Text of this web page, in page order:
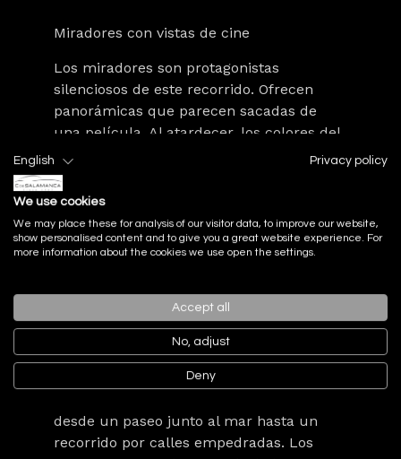
Miradores con vistas de cine
Los miradores son protagonistas
silenciosos de este recorrido. Ofrecen
panorámicas que parecen sacadas de
una película. Al atardecer, los colores del
escenas inolvidables. Hacer pausas en
estos lugares es esencial. Cada vista
refuerza la conexión con el paisaje
atlántico.
Playas, acantilados y poblaciones con
encanto
El litoral combina arenas blancas con
pueblos cargados de tradición. Cada
desde un paseo junto al mar hasta un
recorrido por calles empedradas. Los
English Privacy policy
We use cookies
We may place these for analysis of our visitor data, to improve our website,
show personalised content and to give you a great website experience. For
more information about the cookies we use open the settings.
Accept all
No, adjust
Deny